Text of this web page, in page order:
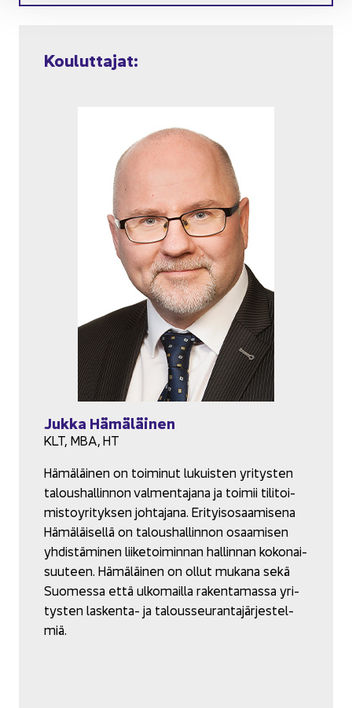
Kou­lut­ta­jat:
Jukka Hä­mä­läi­nen
KLT, MBA, HT
Hä­mä­läi­nen on toi­mi­nut lu­kuis­ten yri­tys­ten
ta­lous­hal­lin­non val­men­ta­ja­na ja toi­mii ti­li­toi­
mis­to­y­ri­tyk­sen joh­ta­ja­na. Eri­tyis­osaa­mi­se­na
Hä­mä­läi­sel­lä on ta­lous­hal­lin­non osaa­mi­sen
yh­dis­tä­mi­nen lii­ke­toi­min­nan hal­lin­nan ko­ko­nai­
suu­teen. Hä­mä­läi­nen on ollut mu­ka­na sekä
Suo­mes­sa että ul­ko­mail­la ra­ken­ta­mas­sa yri­
tys­ten laskenta-​ ja ta­lous­seu­ran­ta­jär­jes­tel­
miä.